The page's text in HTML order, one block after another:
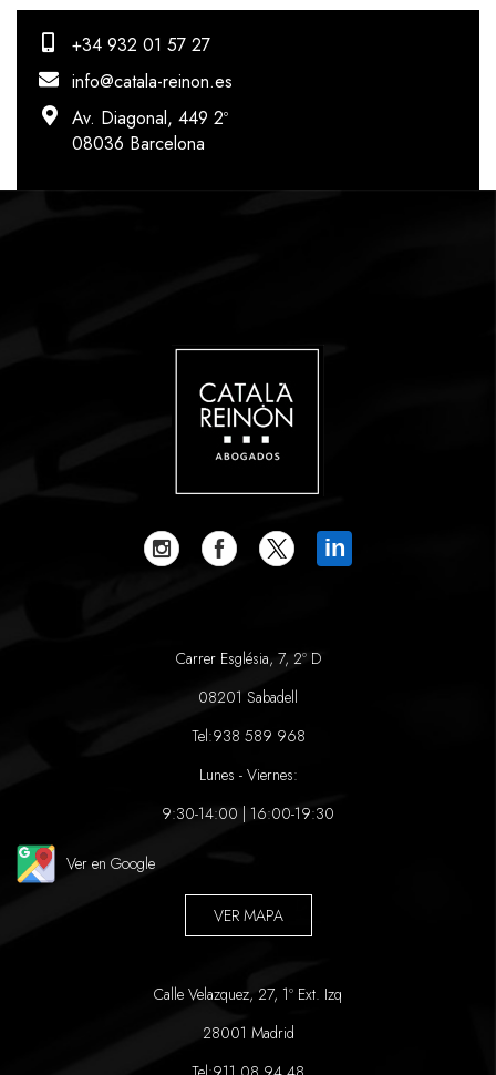
+34 932 01 57 27
info@catala-reinon.es
Av. Diagonal, 449 2º
08036 Barcelona
in
Carrer Església, 7, 2º D
08201 Sabadell
Tel:938 589 968
Lunes - Viernes:
9:30-14:00 | 16:00-19:30
Ver en Google
VER MAPA
Calle Velazquez, 27, 1º Ext. Izq
28001 Madrid